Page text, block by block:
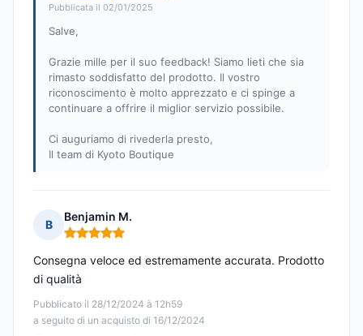
Pubblicata il 02/01/2025
Salve,
Grazie mille per il suo feedback! Siamo lieti che sia
rimasto soddisfatto del prodotto. Il vostro
riconoscimento è molto apprezzato e ci spinge a
continuare a offrire il miglior servizio possibile.
Ci auguriamo di rivederla presto,
Il team di Kyoto Boutique
B
Benjamin M.
Nota: 5 su 5
Pubblicato il 28/12/2024 à 12h59
a seguito di un acquisto di 16/12/2024
Consegna veloce ed estremamente accurata. Prodotto
di qualità